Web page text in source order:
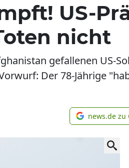
US-
nicht
gefallenen US-
Der 78-Jährige
news.de